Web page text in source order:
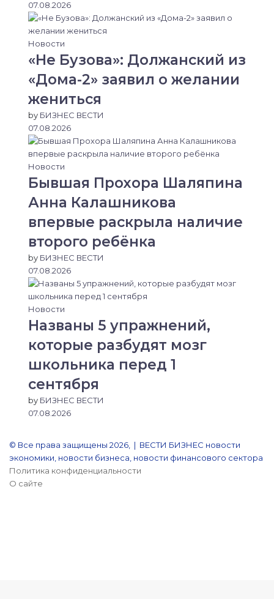
07.08.2026
Новости
«Не Бузова»: Должанский из
«Дома-2» заявил о желании
жениться
by БИЗНЕС ВЕСТИ
07.08.2026
Новости
Бывшая Прохора Шаляпина
Анна Калашникова
впервые раскрыла наличие
второго ребёнка
by БИЗНЕС ВЕСТИ
07.08.2026
Новости
Названы 5 упражнений,
которые разбудят мозг
школьника перед 1
сентября
by БИЗНЕС ВЕСТИ
07.08.2026
© Все права защищены 2026, | ВЕСТИ БИЗНЕС новости
экономики, новости бизнеса, новости финансового сектора
Политика конфиденциальности
О сайте